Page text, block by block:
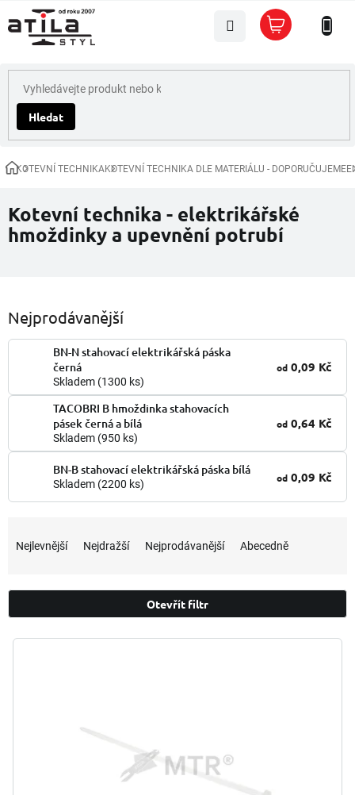
na
obsah
Hledat
Nákupní
košík
DomůKOTEVNÍ TECHNIKAKOTEVNÍ TECHNIKA DLE MATERIÁLU - DOPORUČUJEME
Kotevní technika - elektrikářské
hmoždinky a upevnění potrubí
Nejprodávanější
BN-N stahovací elektrikářská páska
černá
Skladem (1300 ks)
od 0,09 Kč
TACOBRI B hmoždinka stahovacích
pásek černá a bílá
Skladem (950 ks)
od 0,64 Kč
BN-B stahovací elektrikářská páska bílá
Skladem (2200 ks)
od 0,09 Kč
n
í
r
Nejlevnější Nejdražší Nejprodávanější Abecedně
Otevřít filtr
V